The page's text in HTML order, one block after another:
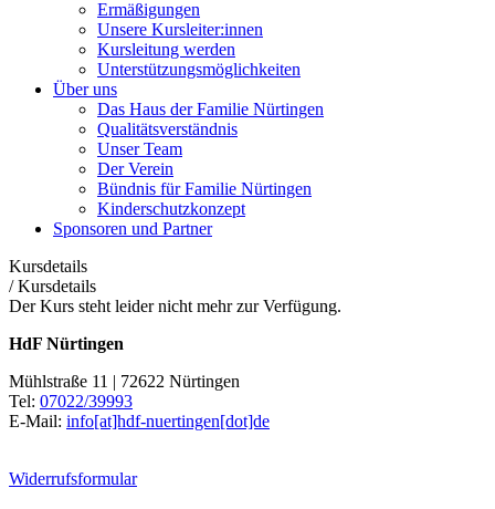
Ermäßigungen
Unsere Kursleiter:innen
Kursleitung werden
Unterstützungsmöglichkeiten
Über uns
Das Haus der Familie Nürtingen
Qualitätsverständnis
Unser Team
Der Verein
Bündnis für Familie Nürtingen
Kinderschutzkonzept
Sponsoren und Partner
Kursdetails
/Kursdetails
Der Kurs steht leider nicht mehr zur Verfügung.
HdF Nürtingen
Mühlstraße 11 | 72622 Nürtingen
Tel: 07022/39993
E-Mail: info[at]hdf-nuertingen[dot]de
Widerrufsformular